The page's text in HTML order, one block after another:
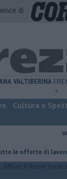
di
VALTIBERINA
Cultura e
di lavoro in